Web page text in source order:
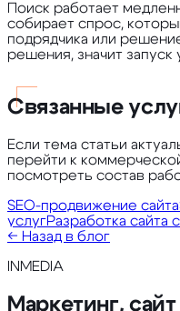
Поиск работает
собирает спрос,
подрядчика или
решения, значит
Связанные
Если тема статьи
перейти к
посмотреть состав
SEO-продвижение сайта
услугРазработка сайта
← Назад в блог
INMEDIA
Маркетинг,